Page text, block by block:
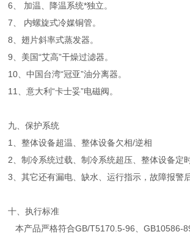
6、 加温、降温系统*独立。
7、 内螺旋式冷媒铜管。
8、翅片斜率式蒸发器。
9、美国“艾高”干燥过滤器。
10、中国台湾“冠亚”油分离器。
11、意大利“卡士妥”电磁阀。
九、保护系统
1、整体设备超温、整体设备欠相/逆相
2、制冷系统过载、制冷系统超压、整体设备定
3、其它还有漏电、缺水、运行指示，故障报警
十、执行标准
本产品严格符合GB/T5170.5-96、GB10586-